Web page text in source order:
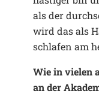
als der
wird das als
schlafen am
Wie in vielen
an der